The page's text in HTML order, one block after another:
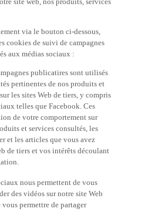
via le bouton ci-dessous,
cookies de suivi de campagnes
aux médias sociaux :
publicatires sont utilisés
pertinentes de nos produits et
les sites Web de tiers, y compris
telles que Facebook. Ces
de votre comportement sur
et services consultés, les
et les articles que vous avez
de tiers et vos intérêts découlant
nous permettent de vous
des vidéos sur notre site Web
permettre de partager